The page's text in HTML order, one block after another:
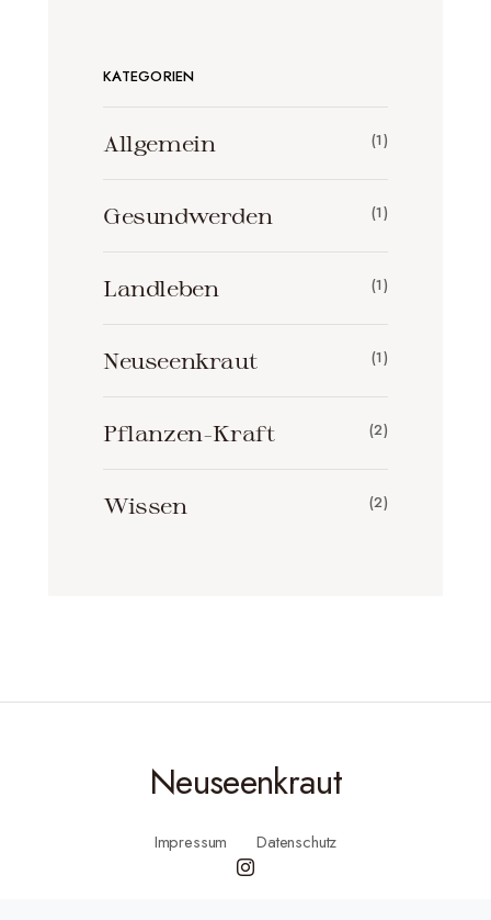
KATEGORIEN
Allgemein (1)
Gesundwerden (1)
Landleben (1)
Neuseenkraut (1)
Pflanzen-Kraft (2)
Wissen (2)
Neuseenkraut
Impressum Datenschutz